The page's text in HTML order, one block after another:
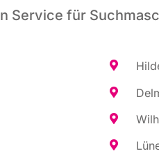
Service für